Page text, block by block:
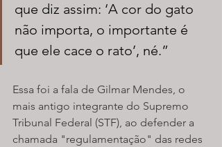
que diz assim: ‘A cor do gato
não importa, o importante é
que ele cace o rato’, né.”
Essa foi a fala de Gilmar Mendes, o
mais antigo integrante do Supremo
Tribunal Federal (STF), ao defender a
chamada "regulamentação" das redes